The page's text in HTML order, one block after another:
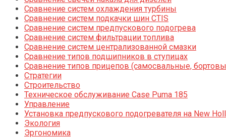
Сравнение систем охлаждения турбины
Сравнение систем подкачки шин CTIS
Сравнение систем предпускового подогрева
Сравнение систем фильтрации топлива
Сравнение систем централизованной смазки
Сравнение типов подшипников в ступицах
Сравнение типов прицепов (самосвальные,
Стратегии
Строительство
Техническое обслуживание Case Puma 185
Управление
Установка предпускового подогревателя на New
Экология
Эргономика